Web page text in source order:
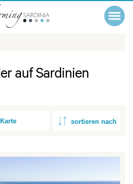
auf Sardinien
Karte